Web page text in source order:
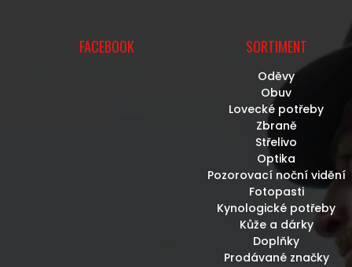
FACEBOOK SORTIMENT
Oděvy
Obuv
Lovecké potřeby
Zbraně
Střelivo
Optika
Pozorovací noční vidění
Fotopasti
Kynologické potřeby
Kůže a dárky
Doplňky
Prodávané značky